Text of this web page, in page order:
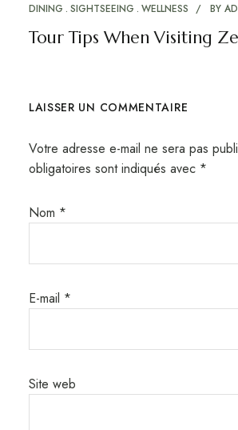
DINING SIGHTSEEING WELLNESS BY
Tour Tips When Visiting
LAISSER UN COMMENTAIRE
Votre adresse e-mail ne sera pas
obligatoires sont indiqués avec *
Nom *
E-mail *
Site web